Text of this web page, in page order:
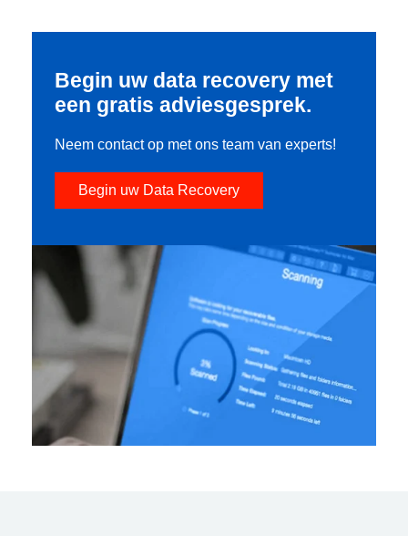
Begin uw data recovery met
een gratis adviesgesprek.
Neem contact op met ons team van experts!
Begin uw Data Recovery